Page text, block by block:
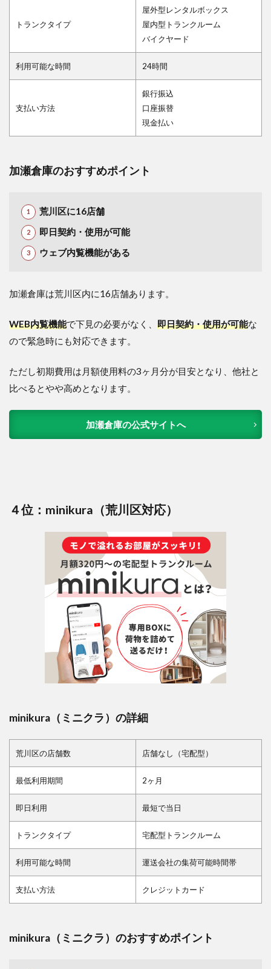
トランクタイプ
屋外型レンタルボックス
屋内型トランクルーム
バイクヤード
利用可能な時間 24時間
支払い方法
銀行振込
口座振替
現金払い
加瀬倉庫のおすすめポイント
荒川区に16店舗
即日契約・使用が可能
ウェブ内覧機能がある
加瀬倉庫は荒川区内に16店舗あります。
WEB内覧機能で下見の必要がなく、 即日契約・使用が可能な
ので緊急時にも対応できます。
ただし初期費用は月額使用料の3ヶ月分が目安となり、他社と
比べるとやや高めとなります。
加瀬倉庫の公式サイトへ
４位：minikura（荒川区対応）
minikura（ミニクラ）の詳細
荒川区の店舗数 店舗なし（宅配型）
最低利用期間 2ヶ月
即日利用 最短で当日
トランクタイプ 宅配型トランクルーム
利用可能な時間 運送会社の集荷可能時間帯
支払い方法 クレジットカード
minikura（ミニクラ）のおすすめポイント